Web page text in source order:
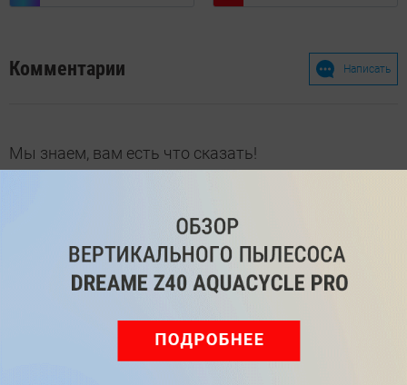
Комментарии Написать
Мы знаем, вам есть что сказать!
оставить комментарий
Рекомендуем